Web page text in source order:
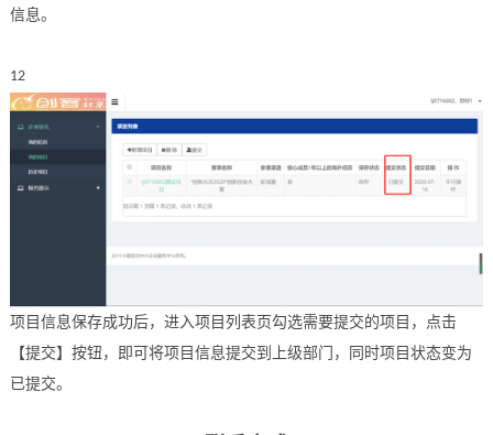
信息。
12
项目信息保存成功后，进入项目列表页勾选需要提交的项目，点击
【提交】按钮，即可将项目信息提交到上级部门，同时项目状态变为
已提交。